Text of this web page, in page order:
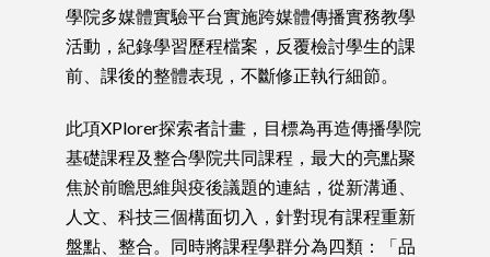
學院多媒體實驗平台實施跨媒體傳播實務教學
活動，紀錄學習歷程檔案，反覆檢討學生的課
前、課後的整體表現，不斷修正執行細節。
此項XPlorer探索者計畫，目標為再造傳播學院
基礎課程及整合學院共同課程，最大的亮點聚
焦於前瞻思維與疫後議題的連結，從新溝通、
人文、科技三個構面切入，針對現有課程重新
盤點、整合。同時將課程學群分為四類：「品